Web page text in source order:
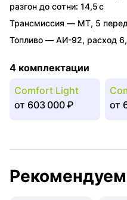
разгон до сотни: 14,5 с
Трансмиссия — MT, 5
Топливо — АИ-92, расход
4 комплектации
Comfort Light
от 603 000 ₽
от
Рекомендуем